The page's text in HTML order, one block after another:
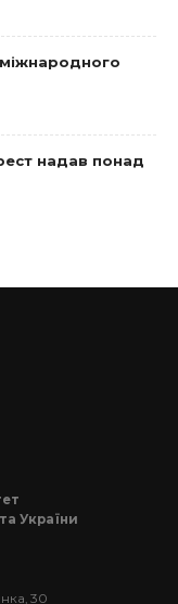
надав понад
України
30